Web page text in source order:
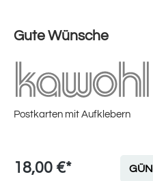
Gute Wünsche
Postkarten mit Aufklebern
18,00 €*